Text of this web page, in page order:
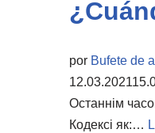
por Bufete de
12.03.2021
Останнім
Кодексі як:…